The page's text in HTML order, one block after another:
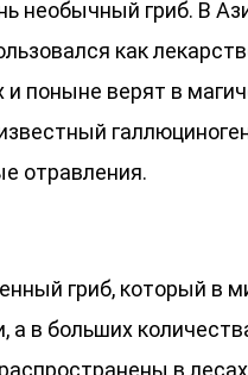
необычный гриб. В
как
и поныне верят в
отравления.
гриб, который в
в больших
в